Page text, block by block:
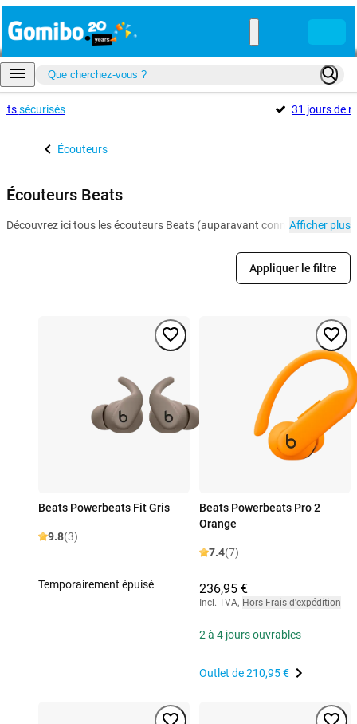
sécurisés 31 jours de
Écouteurs
Écouteurs Beats
Découvrez ici tous les écouteurs Beats (auparavant connu sous le
Afficher plus
Appliquer le filtre
Beats Powerbeats Fit Gris
9.8(3)
Temporairement épuisé
Beats Powerbeats Pro 2
Orange
7.4(7)
236,95 €
Incl. TVA, Hors Frais d'expédition
2 à 4 jours ouvrables
Outlet de210,95 €